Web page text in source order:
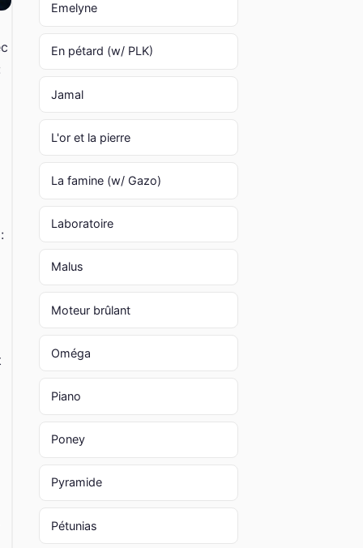
Emelyne
En pétard (w/ PLK)
Jamal
L'or et la pierre
La famine (w/ Gazo)
Laboratoire
Malus
Moteur brûlant
Oméga
Piano
Poney
Pyramide
Pétunias